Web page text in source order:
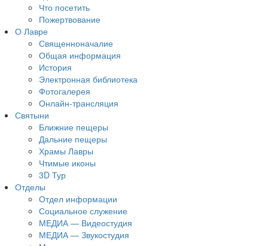
Что посетить
Пожертвование
О Лавре
Священноначалие
Общая информация
История
Электронная библиотека
Фотогалерея
Онлайн-трансляция
Святыни
Ближние пещеры
Дальние пещеры
Храмы Лавры
Чтимые иконы
3D Тур
Отделы
Отдел информации
Социальное служение
МЕДИА — Видеостудия
МЕДИА — Звукостудия